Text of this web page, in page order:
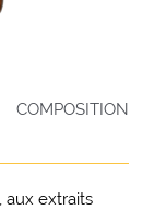
COMPOSITION
aux extraits